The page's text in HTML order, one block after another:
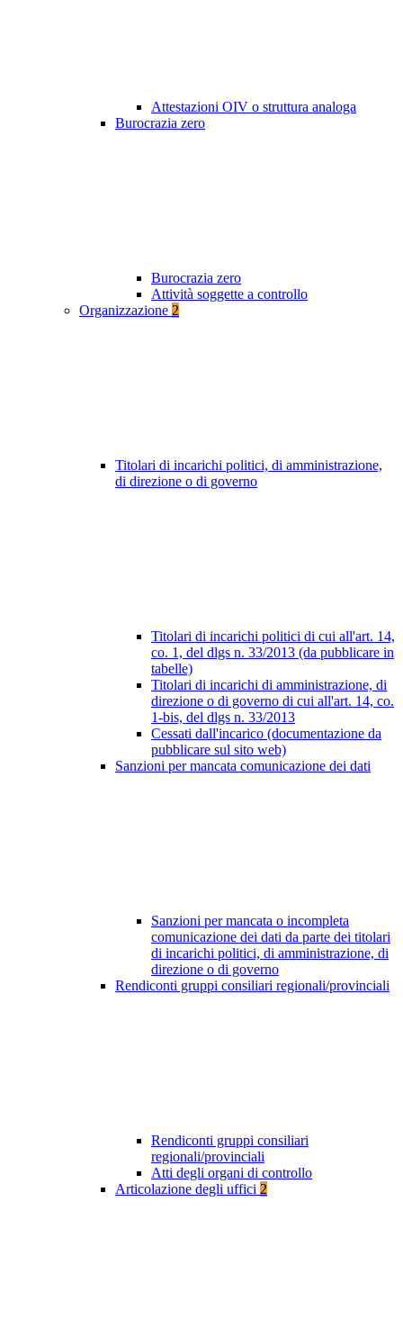
Attestazioni OIV o struttura analoga
Burocrazia zero
Burocrazia zero
Attività soggette a controllo
Organizzazione 2
Titolari di incarichi politici, di amministrazione,
di direzione o di governo
Titolari di incarichi politici di cui all'art. 14,
co. 1, del dlgs n. 33/2013 (da pubblicare in
tabelle)
Titolari di incarichi di amministrazione, di
direzione o di governo di cui all'art. 14, co.
1-bis, del dlgs n. 33/2013
Cessati dall'incarico (documentazione da
pubblicare sul sito web)
Sanzioni per mancata comunicazione dei dati
Sanzioni per mancata o incompleta
comunicazione dei dati da parte dei titolari
di incarichi politici, di amministrazione, di
direzione o di governo
Rendiconti gruppi consiliari regionali/provinciali
Rendiconti gruppi consiliari
regionali/provinciali
Atti degli organi di controllo
Articolazione degli uffici 2